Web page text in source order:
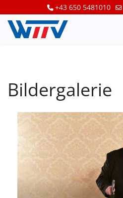
+43 650 5481010
Bildergalerie